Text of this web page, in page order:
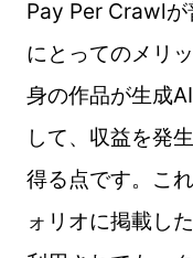
Pay Per Crawlが
にとってのメリ
身の作品が生成
して、収益を発
得る点です。こ
ォリオに掲載し